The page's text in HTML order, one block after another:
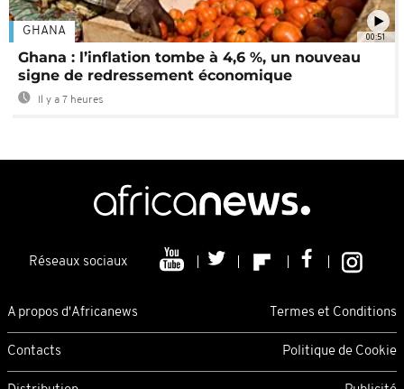
00:51
GHANA
Ghana : l’inflation tombe à 4,6 %, un nouveau
signe de redressement économique
Il y a 7 heures
Réseaux sociaux
A propos d'Africanews Termes et Conditions
Contacts Politique de Cookie